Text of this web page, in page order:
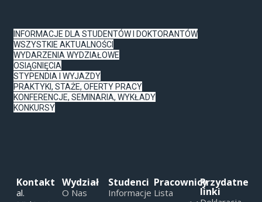
INFORMACJE DLA STUDENTÓW I DOKTORANTÓW
WSZYSTKIE AKTUALNOŚCI
WYDARZENIA WYDZIAŁOWE
OSIĄGNIĘCIA
STYPENDIA I WYJAZDY
PRAKTYKI, STAŻE, OFERTY PRACY
KONFERENCJE, SEMINARIA, WYKŁADY
KONKURSY
Kontakt
al.
Wydział
O Nas
Studenci
Informacje
Pracownicy
Lista
Przydatne
linki